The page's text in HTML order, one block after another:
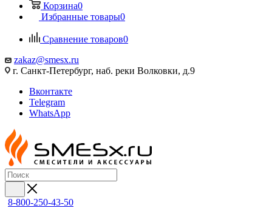
Корзина0
Избранные товары0
Сравнение товаров0
zakaz@smesx.ru
г. Санкт-Петербург, наб. реки Волковки, д.9
Вконтакте
Telegram
WhatsApp
8-800-250-43-50